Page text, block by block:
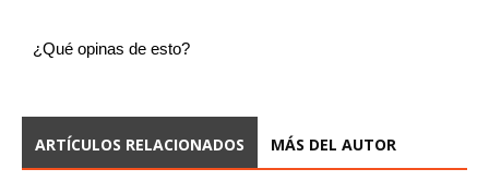
¿Qué opinas de esto?
ARTÍCULOS RELACIONADOS MÁS DEL AUTOR